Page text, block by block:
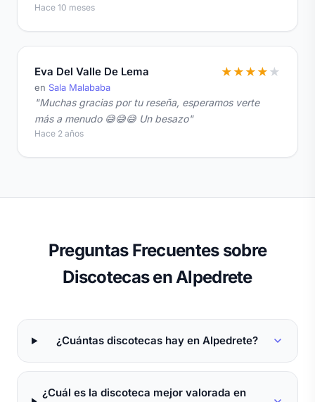
Hace 10 meses
Eva Del Valle De Lema
en Sala Malababa
★ ★ ★ ★ ★
"Muchas gracias por tu reseña, esperamos verte
más a menudo 😅😅😅 Un besazo"
Hace 2 años
Preguntas Frecuentes sobre
Discotecas en Alpedrete
¿Cuántas discotecas hay en Alpedrete?
¿Cuál es la discoteca mejor valorada en